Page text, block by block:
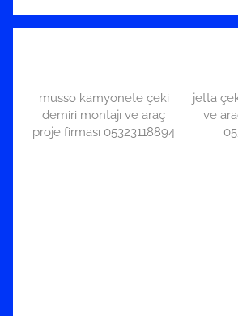
musso kamyonete çeki
demiri montajı ve araç
proje firması 05323118894
jetta
ve